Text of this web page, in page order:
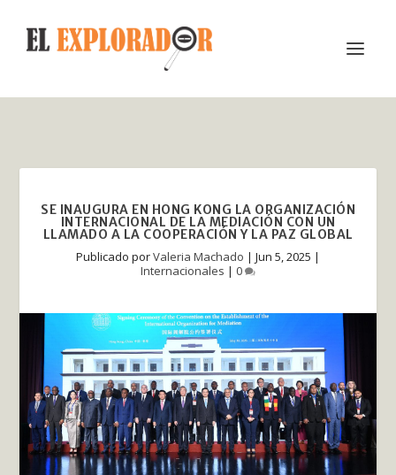
SE INAUGURA EN HONG KONG LA ORGANIZACIÓN
INTERNACIONAL DE LA MEDIACIÓN CON UN
LLAMADO A LA COOPERACIÓN Y LA PAZ GLOBAL
Publicado porValeria Machado | Jun 5, 2025 |
Internacionales | 0